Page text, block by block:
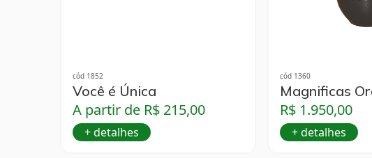
cód 1852
Você é Única
A partir de R$ 215,00
+ detalhes
cód 1360
Magnificas
R$ 1.950,00
+ detalhes